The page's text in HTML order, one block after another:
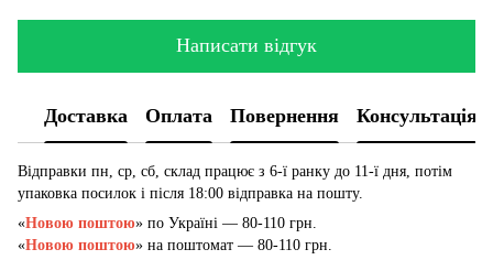
Написати відгук
Доставка Оплата Повернення Консультація
Відправки пн, ср, сб, склад працює з 6-ї ранку до 11-ї дня, потім
упаковка посилок і після 18:00 відправка на пошту.
«Новою поштою» по Україні — 80-110 грн.
«Новою поштою» на поштомат — 80-110 грн.